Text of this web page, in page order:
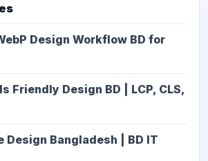
Design Workflow BD for
Friendly Design BD | LCP, CLS,
Design Bangladesh | BD IT